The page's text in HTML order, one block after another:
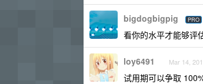
bigdogbigpig PRO
看你的水平才能够评
loy6491 Mar 14,
试用期可以争取